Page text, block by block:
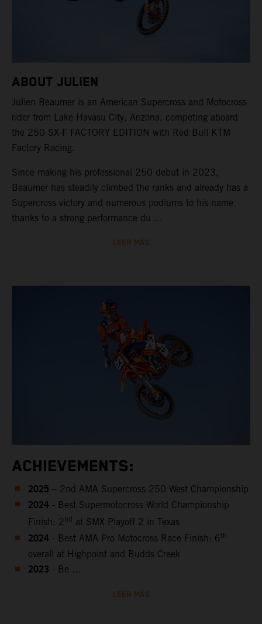
ABOUT JULIEN
Julien Beaumer is an American Supercross and Motocross
rider from Lake Havasu City, Arizona, competing aboard
the 250 SX-F FACTORY EDITION with Red Bull KTM
Factory Racing.
Since making his professional 250 debut in 2023,
Beaumer has steadily climbed the ranks and already has a
Supercross victory and numerous podiums to his name
thanks to a strong performance du ...
LEER MÁS
ACHIEVEMENTS:
2025 – 2nd AMA Supercross 250 West Championship
2024 - Best Supermotocross World Championship
Finish: 2 nd at SMX Playoff 2 in Texas
2024 - Best AMA Pro Motocross Race Finish: 6th
overall at Highpoint and Budds Creek
2023 - Be ...
LEER MÁS